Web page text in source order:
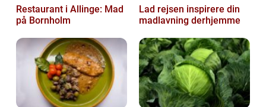
Restaurant i Allinge: Mad
på Bornholm
Lad rejsen inspirere din
madlavning derhjemme